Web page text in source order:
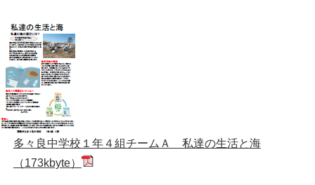
多々良中学校１年４組チームＡ 私達の生活と海
（173kbyte）